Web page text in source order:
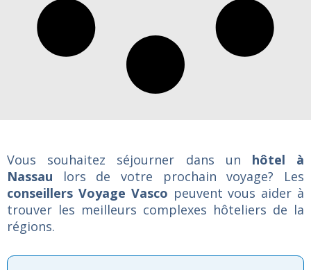
Vous souhaitez séjourner dans un hôtel à
Nassau lors de votre prochain voyage? Les
conseillers Voyage Vasco peuvent vous aider à
trouver les meilleurs complexes hôteliers de la
régions.